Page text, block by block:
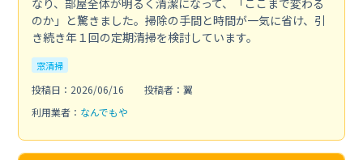
のか」と驚きました。掃除の手間と時間が一気に省け、引
き続き年１回の定期清掃を検討しています。
窓清掃
投稿日：2026/06/16
投稿者：翼
利用業者： なんでもや